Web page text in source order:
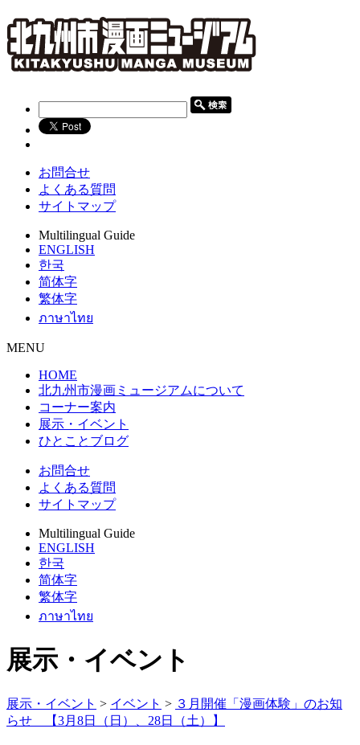
お問合せ
よくある質問
サイトマップ
Multilingual Guide
ENGLISH
한국
简体字
繁体字
ภาษาไทย
MENU
HOME
北九州市漫画ミュージアムについて
コーナー案内
展示・イベント
ひとことブログ
お問合せ
よくある質問
サイトマップ
Multilingual Guide
ENGLISH
한국
简体字
繁体字
ภาษาไทย
展示・イベント
展示・イベント > イベント > ３月開催「漫画体験」のお知
らせ 【3月8日（日）、28日（土）】